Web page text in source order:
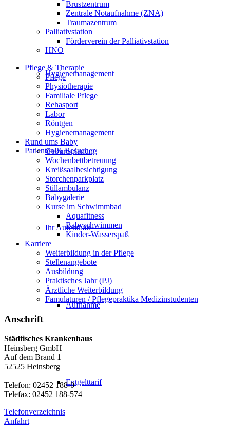
Hygienemanagement
Patienten & Besucher
Ihr Aufenthalt
Aufnahme
Entgelttarif
Brustzentrum
Zentrale Notaufnahme (ZNA)
Traumazentrum
Palliativstation
Förderverein der Palliativstation
HNO
Pflege & Therapie
Pflege
Physiotherapie
Familiale Pflege
Rehasport
Labor
Röntgen
Hygienemanagement
Rund ums Baby
Geburtsplanung
Wochenbettbetreuung
Kreißsaalbesichtigung
Storchenparkplatz
Stillambulanz
Babygalerie
Kurse im Schwimmbad
Aquafitness
Babyschwimmen
Kinder-Wasserspaß
Karriere
Weiterbildung in der Pflege
Stellenangebote
Ausbildung
Praktisches Jahr (PJ)
Ärztliche Weiterbildung
Famulaturen / Pflegepraktika Medizinstudenten
Anschrift
Städtisches Krankenhaus
Heinsberg GmbH
Auf dem Brand 1
52525 Heinsberg
Telefon: 02452 188-0
Telefax: 02452 188-574
Telefonverzeichnis
Anfahrt